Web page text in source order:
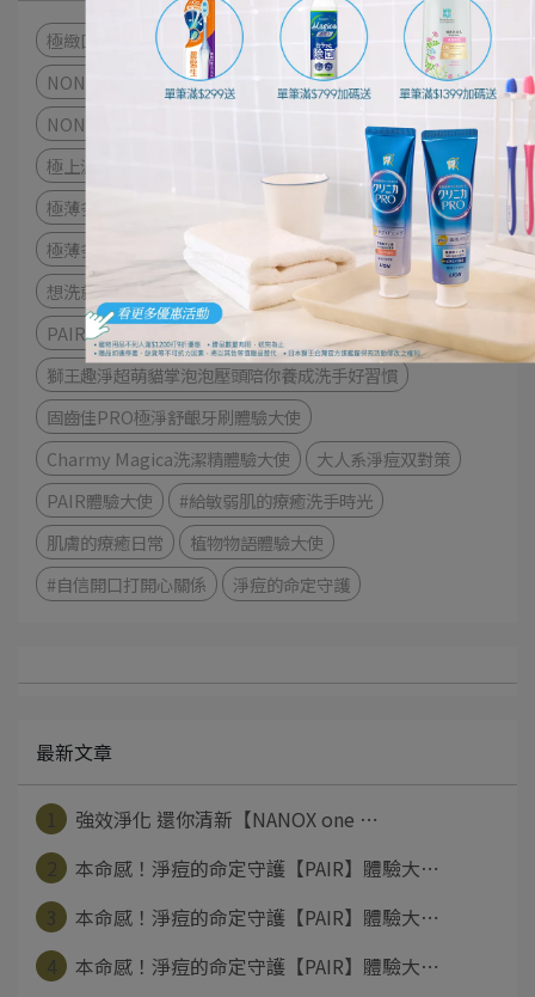
極緻口腔呵護體驗
細潔適齦佳極緻8效系列
NONIO終結口氣漱口水
衣物去漬
衣物清潔
NONIO最強口氣應援
日本先進萃取酵素
極上濃密機能超進化
茶究柔護
極薄多功音波電動牙刷
極薄多功音波電動牙刷體驗
想洗就淨超自由！奈米樂體驗
奈米樂
NANOX one
PAIR試用大隊
獅王趣淨超萌貓掌泡泡壓頭陪你養成洗手好習慣
固齒佳PRO極淨舒齦牙刷體驗大使
Charmy Magica洗潔精體驗大使
大人系淨痘双對策
PAIR體驗大使
#給敏弱肌的療癒洗手時光
肌膚的療癒日常
植物物語體驗大使
#自信開口打開心關係
淨痘的命定守護
最新文章
強效淨化 還你清新【NANOX one ⋯
本命感！淨痘的命定守護【PAIR】體驗大⋯
本命感！淨痘的命定守護【PAIR】體驗大⋯
本命感！淨痘的命定守護【PAIR】體驗大⋯